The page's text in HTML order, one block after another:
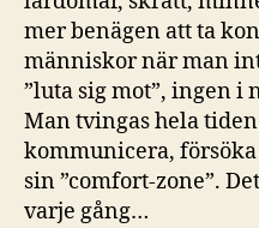
mer benägen att ta
människor när man
”luta sig mot”, ingen i
Man tvingas hela
kommunicera,
sin ”comfort-zone”.
varje gång…